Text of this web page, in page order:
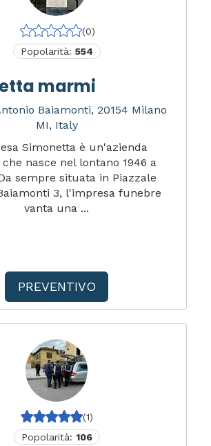
(0)
Popolarità: 554
marmi
Baiamonti, 20154 Milano
MI, Italy
Simonetta è un'azienda
nasce nel lontano 1946 a
sempre situata in Piazzale
3, l'impresa funebre
vanta una ...
PREVENTIVO
(1)
Popolarità: 106